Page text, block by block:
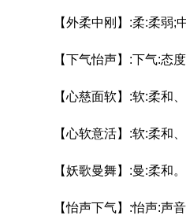
【外柔中刚】:柔:柔弱;中:
【下气怡声】:下气:态度
【心慈面软】:软:柔和、
【心软意活】:软:柔和、
【妖歌曼舞】:曼:柔和。
【怡声下气】:怡声:声音